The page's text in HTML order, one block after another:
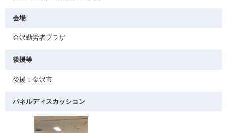
会場
金沢勤労者プラザ
後援等
後援：金沢市
パネルディスカッション